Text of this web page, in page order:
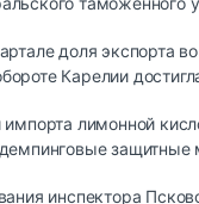
доля экспорта во
Карелии
импорта лимонной
инспектора